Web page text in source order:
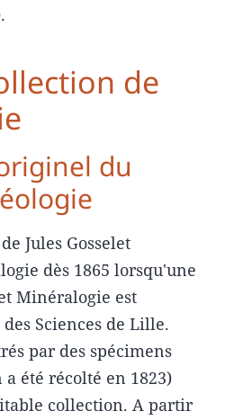
de
du
Jules Gosselet
dès 1865 lorsqu'une
Minéralogie est
Sciences de Lille.
par des spécimens
été récolté en 1823)
collection. A partir